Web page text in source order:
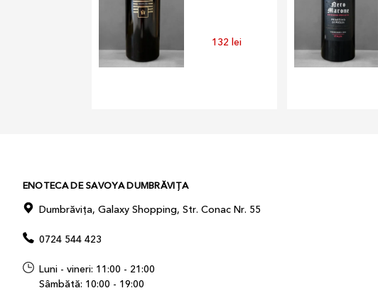
132lei
ENOTECA DE SAVOYA DUMBRĂVIȚA
Dumbrăvița, Galaxy Shopping, Str. Conac Nr. 55
0724 544 423
Luni - vineri: 11:00 - 21:00
Sâmbătă: 10:00 - 19:00